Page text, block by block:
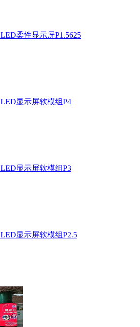
LED柔性显示屏P1.5625
LED显示屏软模组P4
LED显示屏软模组P3
LED显示屏软模组P2.5